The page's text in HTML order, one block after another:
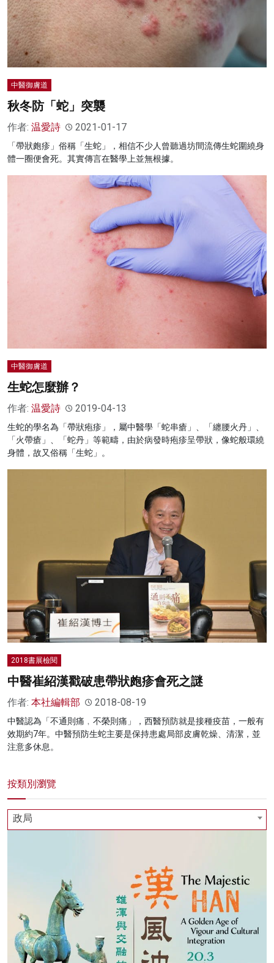
中醫御膚道
秋冬防「蛇」突襲
作者: 温愛詩 2021-01-17
「帶狀皰疹」俗稱「生蛇」，相信不少人曾聽過坊間流傳生蛇圍繞身
體一圈便會死。其實傳言在醫學上並無根據。
中醫御膚道
生蛇怎麼辦？
作者: 温愛詩 2019-04-13
生蛇的學名為「帶狀疱疹」，屬中醫學「蛇串瘡」、「纏腰火丹」、
「火帶瘡」、「蛇丹」等範疇，由於病發時疱疹呈帶狀，像蛇般環繞
身體，故又俗稱「生蛇」。
2018書展檢閱
中醫崔紹漢戳破患帶狀皰疹會死之謎
作者: 本社編輯部 2018-08-19
中醫認為「不通則痛﹐不榮則痛」，西醫預防就是接種疫苗，一般有
效期約7年。中醫預防生蛇主要是保持患處局部皮膚乾燥、清潔，並
注意多休息。
按類別瀏覽
政局